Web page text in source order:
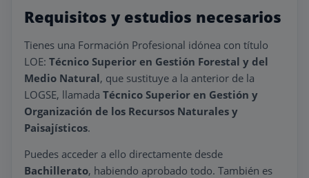
Requisitos y estudios necesarios
Tienes una Formación Profesional idónea con título
LOE: Técnico Superior en Gestión Forestal y del
Medio Natural, que sustituye a la anterior de la
LOGSE, llamada Técnico Superior en Gestión y
Organización de los Recursos Naturales y
Paisajísticos.
Puedes acceder a ello directamente desde
Bachillerato, habiendo aprobado todo. También es